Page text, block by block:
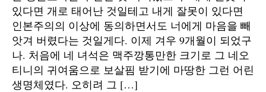
있다면 개로 태어난 것일테고 내게 잘못이 있다면
인본주의의 이상에 동의하면서도 너에게 마음을 빼
앗겨 버렸다는 것일게다. 이제 겨우 9개월이 되었구
나. 처음에 네 녀석은 맥주깡통만한 크기로 그 네오
티니의 귀여움으로 보살핌 받기에 마땅한 그런 어린
생명체였다. 오히려 그 […]